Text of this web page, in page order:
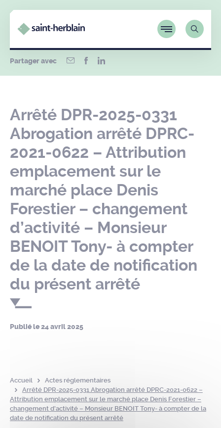
Partager avec
Arrêté DPR-2025-0331
Abrogation arrêté DPRC-
2021-0622 – Attribution
emplacement sur le
marché place Denis
Forestier – changement
d’activité – Monsieur
BENOIT Tony- à compter
de la date de notification
du présent arrêté
Publié le24 avril 2025
Accueil
Actes réglementaires
Arrêté DPR-2025-0331 Abrogation arrêté DPRC-2021-0622 –
Attribution emplacement sur le marché place Denis Forestier –
changement d’activité – Monsieur BENOIT Tony- à compter de la
date de notification du présent arrêté